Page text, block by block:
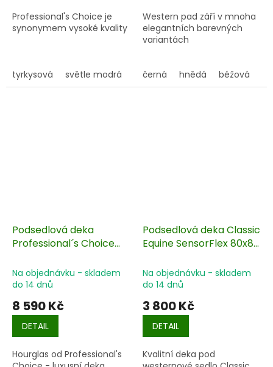
Professional's Choice je
synonymem vysoké kvality
tyrkysová světle modrá červená růžová
Western pad září v mnoha
elegantních barevných
variantách
černá hnědá béžová
Podsedlová deka
Professional´s Choice
Na objednávku - skladem
do 14 dnů
8 590 Kč
DETAIL
Hourglas od Professional's
Podsedlová deka Classic
Equine SensorFlex 80x85
Na objednávku - skladem
do 14 dnů
3 800 Kč
DETAIL
Kvalitní deka pod